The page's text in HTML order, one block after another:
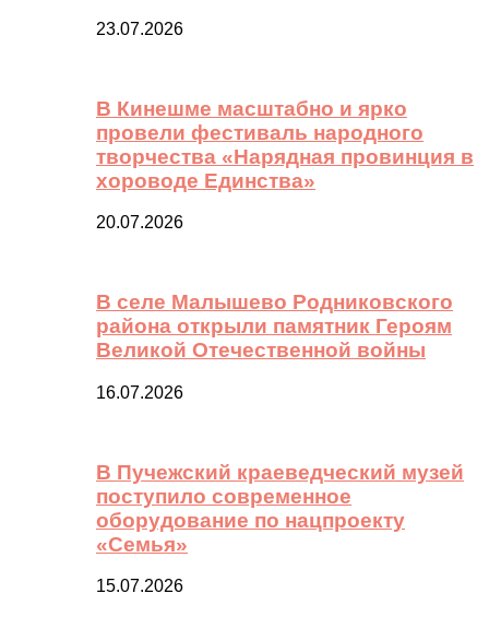
23.07.2026
В Кинешме масштабно и ярко
провели фестиваль народного
творчества «Нарядная провинция в
хороводе Единства»
20.07.2026
В селе Малышево Родниковского
района открыли памятник Героям
Великой Отечественной войны
16.07.2026
В Пучежский краеведческий музей
поступило современное
оборудование по нацпроекту
«Семья»
15.07.2026